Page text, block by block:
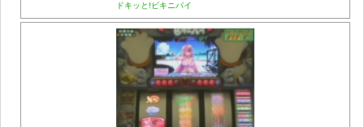
ドキッと!ビキニパイ